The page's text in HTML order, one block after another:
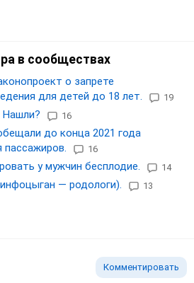
в сообществах
о запрете
для детей до 18 лет.
19
Нашли? 16
до конца 2021 года
пассажиров.
16
у мужчин бесплодие. 14
— родологи). 13
Комментировать